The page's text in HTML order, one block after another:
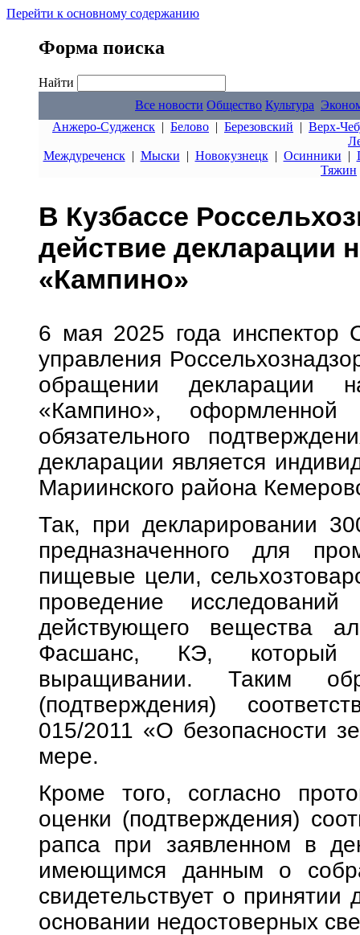
Перейти к основному содержанию
Форма поиска
Найти
Все новости Общество Культура
Анжеро-Судженск | Белово | Березовский | Верх-
Междуреченск| Мыски | Новокузнецк| Осинники |
Тяжин
В Кузбассе
действие декларации
«Кампино»
6 мая 2025 года инспектор
управления
обращении декларации
«Кампино»,
обязательного
декларации является
Мариинского района
Так, при декларировании
предназначенного для
пищевые цели,
проведение
действующего вещества
Фасшанс, КЭ, который
выращивании. Таким
(подтверждения)
015/2011 «О безопасности
мере.
Кроме того, согласно
оценки (подтверждения)
рапса при заявленном в
имеющимся данным о
свидетельствует о принятии
основании недостоверных